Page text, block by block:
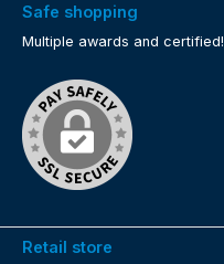
Safe shopping
Multiple awards and certified!
Retail store